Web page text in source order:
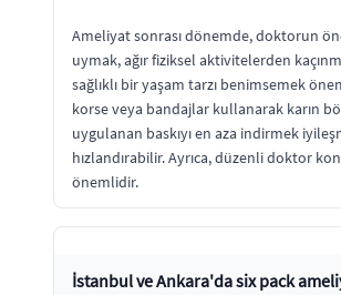
Ameliyat sonrası dönemde, doktorun
uymak, ağır fiziksel aktivitelerden
sağlıklı bir yaşam tarzı benimsemek
korse veya bandajlar kullanarak karın
uygulanan baskıyı en aza indirmek
hızlandırabilir. Ayrıca, düzenli doktor
önemlidir.
İstanbul ve Ankara'da six pack